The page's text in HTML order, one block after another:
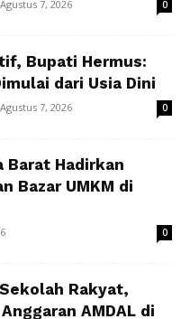
Agustus 7, 2026 0
Bupati Hermus:
dari Usia Dini
Agustus 7, 2026 0
Barat Hadirkan
Bazar UMKM di
0
Rakyat,
AMDAL di